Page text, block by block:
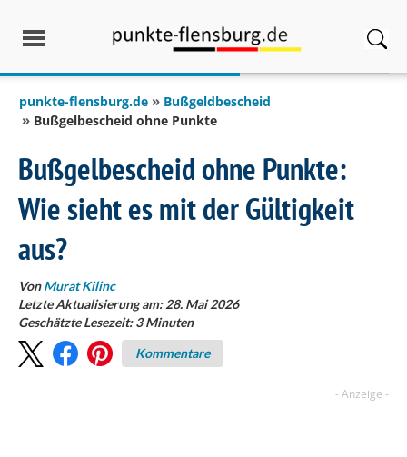
punkte-flensburg.de
Bußgeldbescheid
Bußgelbescheid ohne Punkte
Bußgelbescheid ohne Punkte:
Wie sieht es mit der Gültigkeit
aus?
VonMurat Kilinc
Letzte Aktualisierung am: 28. Mai 2026
Geschätzte Lesezeit:3 Minuten
Kommentare